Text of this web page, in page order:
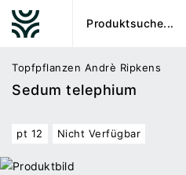
Topfpflanzen Andrè Ripkens
Sedum telephium
pt 12 Nicht Verfügbar